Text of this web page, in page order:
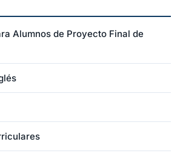
Alumnos de Proyecto Final de